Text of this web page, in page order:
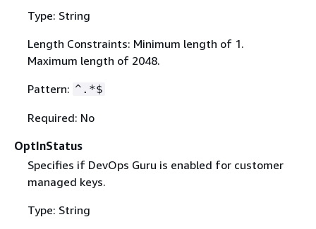
Type: String
Length Constraints: Minimum length of 1.
Maximum length of 2048.
Pattern: ^.*$
Required: No
OptInStatus
Specifies if DevOps Guru is enabled for customer
managed keys.
Type: String